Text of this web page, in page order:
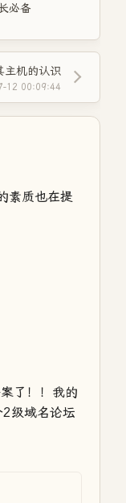
必备
主机的认识
12 00:09:44
素质也在提
了！！我的
级域名论坛